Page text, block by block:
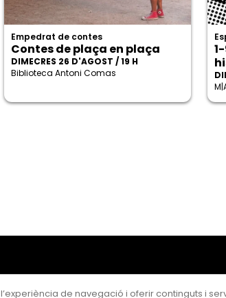
Empedrat de contes
Contes de plaça en plaça
DIMECRES 26 D'AGOST / 19 H
Biblioteca Antoni Comas
de navegació i oferir continguts i